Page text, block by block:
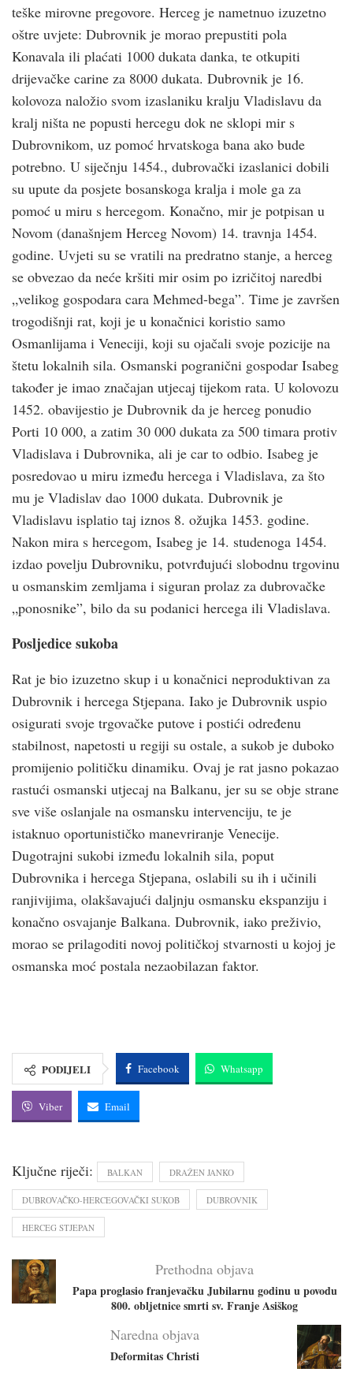
teške mirovne pregovore. Herceg je nametnuo izuzetno
oštre uvjete: Dubrovnik je morao prepustiti pola
Konavala ili plaćati 1000 dukata danka, te otkupiti
drijevačke carine za 8000 dukata. Dubrovnik je 16.
kolovoza naložio svom izaslaniku kralju Vladislavu da
kralj ništa ne popusti hercegu dok ne sklopi mir s
Dubrovnikom, uz pomoć hrvatskoga bana ako bude
potrebno. U siječnju 1454., dubrovački izaslanici dobili
su upute da posjete bosanskoga kralja i mole ga za
pomoć u miru s hercegom. Konačno, mir je potpisan u
Novom (današnjem Herceg Novom) 14. travnja 1454.
godine. Uvjeti su se vratili na predratno stanje, a herceg
se obvezao da neće kršiti mir osim po izričitoj naredbi
„velikog gospodara cara Mehmed-bega”. Time je završen
trogodišnji rat, koji je u konačnici koristio samo
Osmanlijama i Veneciji, koji su ojačali svoje pozicije na
štetu lokalnih sila. Osmanski pogranični gospodar Isabeg
također je imao značajan utjecaj tijekom rata. U kolovozu
1452. obavijestio je Dubrovnik da je herceg ponudio
Porti 10 000, a zatim 30 000 dukata za 500 timara protiv
Vladislava i Dubrovnika, ali je car to odbio. Isabeg je
posredovao u miru između hercega i Vladislava, za što
mu je Vladislav dao 1000 dukata. Dubrovnik je
Vladislavu isplatio taj iznos 8. ožujka 1453. godine.
Nakon mira s hercegom, Isabeg je 14. studenoga 1454.
izdao povelju Dubrovniku, potvrđujući slobodnu trgovinu
u osmanskim zemljama i siguran prolaz za dubrovačke
„ponosnike”, bilo da su podanici hercega ili Vladislava.
Posljedice sukoba
Rat je bio izuzetno skup i u konačnici neproduktivan za
Dubrovnik i hercega Stjepana. Iako je Dubrovnik uspio
osigurati svoje trgovačke putove i postići određenu
stabilnost, napetosti u regiji su ostale, a sukob je duboko
promijenio političku dinamiku. Ovaj je rat jasno pokazao
rastući osmanski utjecaj na Balkanu, jer su se obje strane
sve više oslanjale na osmansku intervenciju, te je
istaknuo oportunističko manevriranje Venecije.
Dugotrajni sukobi između lokalnih sila, poput
Dubrovnika i hercega Stjepana, oslabili su ih i učinili
ranjivijima, olakšavajući daljnju osmansku ekspanziju i
konačno osvajanje Balkana. Dubrovnik, iako preživio,
morao se prilagoditi novoj političkoj stvarnosti u kojoj je
osmanska moć postala nezaobilazan faktor.
PODIJELI Facebook Whatsapp
Viber Email
Ključne riječi: BALKAN DRAŽEN JANKO
DUBROVAČKO-HERCEGOVAČKI SUKOB DUBROVNIK
HERCEG STJEPAN
Prethodna objava
Papa proglasio franjevačku Jubilarnu godinu u povodu
800. obljetnice smrti sv. Franje Asiškog
Naredna objava
Deformitas Christi